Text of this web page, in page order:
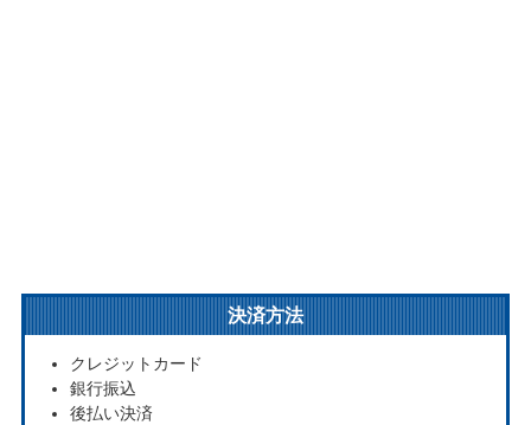
決済方法
クレジットカード
銀行振込
後払い決済